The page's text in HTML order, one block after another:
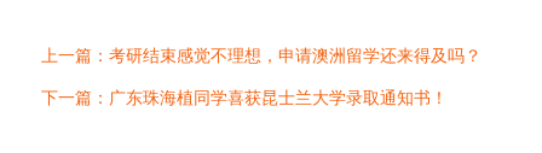
上一篇：考研结束感觉不理想，申请澳洲留学还来得及吗？
下一篇：广东珠海植同学喜获昆士兰大学录取通知书！